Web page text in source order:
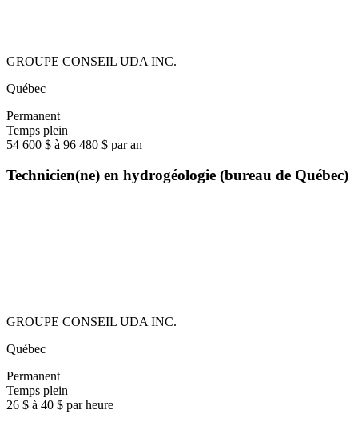
GROUPE CONSEIL UDA INC.
Québec
Permanent
Temps plein
54 600 $ à 96 480 $ par an
Technicien(ne) en hydrogéologie (bureau de Québec)
GROUPE CONSEIL UDA INC.
Québec
Permanent
Temps plein
26 $ à 40 $ par heure